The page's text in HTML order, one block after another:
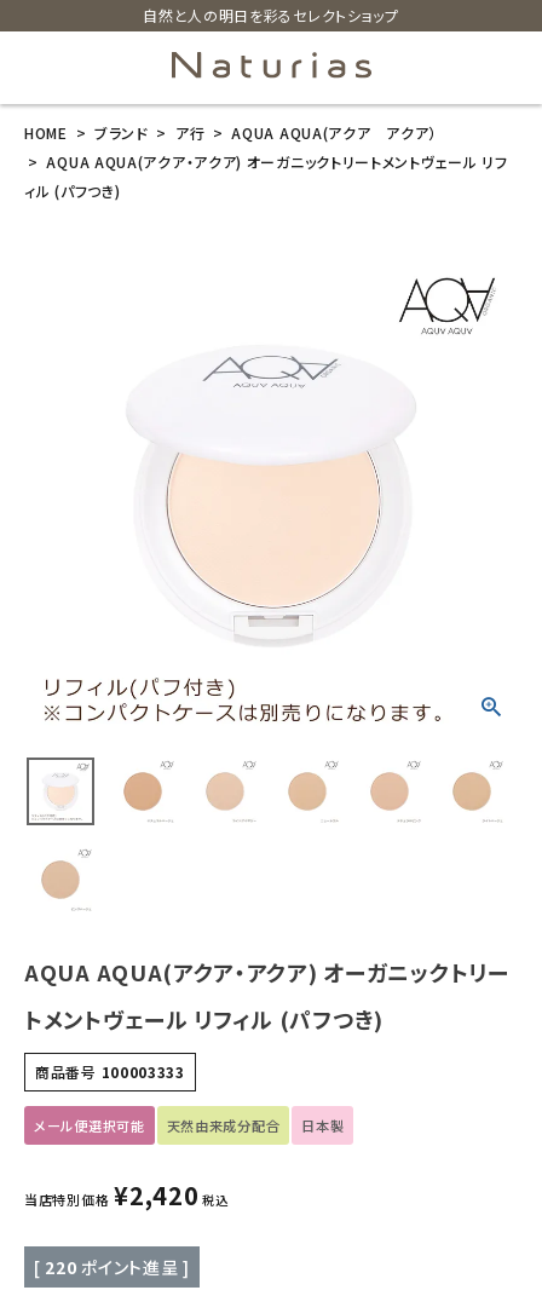
自然と人の明日を彩るセレクトショップ
search
新商品
カテゴリーから探す
美容・コスメ・香水
衛生用品
フェムケア
インナー・下着・ナイトウェア
キッズ・ベビー・マタニティ
キッチン用品
フード・ドリンク
HOME ブランド ア行
AQUA AQUA(アクア アクア）
AQUA AQUA(アクア・アクア) オーガニックトリートメントヴェール リフ
ィル (パフつき)
AQUA AQUA(アクア・アクア) オーガニックトリー
トメントヴェール リフィル (パフつき)
商品番号 100003333
メール便選択可能 天然由来成分配合 日本製
当店特別価格 ¥2,420 税込
[ 220 ポイント進呈 ]